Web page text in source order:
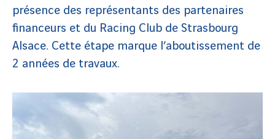
présence des représentants des partenaires
financeurs et du Racing Club de Strasbourg
Alsace. Cette étape marque l’aboutissement de
2 années de travaux.